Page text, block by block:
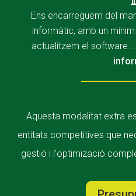
Ens encarreguem del
informàtic, amb un
actualitzem el
Aquesta modalitat extra
entitats competitives que
gestió i l'optimizació